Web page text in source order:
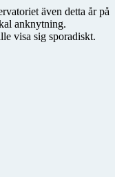
även detta år på
anknytning.
visa sig sporadiskt.